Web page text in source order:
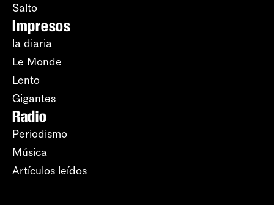
Salto
Impresos
la diaria
Le Monde
Lento
Gigantes
Radio
Periodismo
Música
Artículos leídos